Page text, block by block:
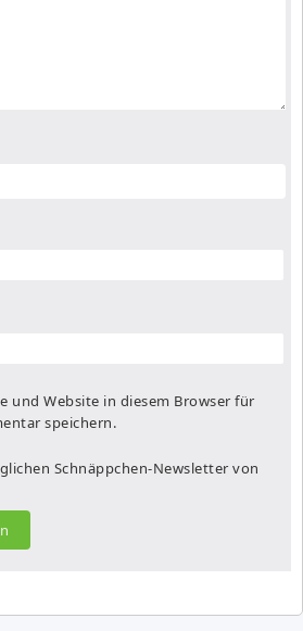
und Website in diesem Browser für
speichern.
Schnäppchen-Newsletter von